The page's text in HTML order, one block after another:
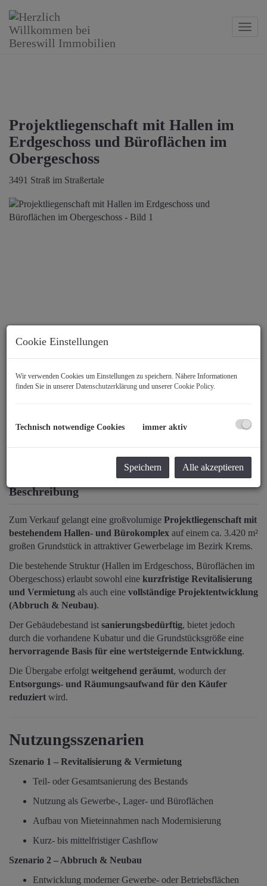
Projektliegenschaft mit Hallen im
Erdgeschoss und Büroflächen im
Obergeschoss
3491 Straß im Straßertale
Beschreibung
Zum Verkauf gelangt eine großvolumige Projektliegenschaft mit
bestehendem Hallen- und Bürokomplex auf einem ca. 3.420 m²
großen Grundstück in attraktiver Gewerbelage im Bezirk Krems.
Die bestehende Struktur (Hallen im Erdgeschoss, Büroflächen im
Obergeschoss) erlaubt sowohl eine kurzfristige Revitalisierung
und Vermietung als auch eine vollständige Projektentwicklung
(Abbruch & Neubau).
Der Gebäudebestand ist sanierungsbedürftig, bietet jedoch
durch die vorhandene Kubatur und die Grundstücksgröße eine
hervorragende Basis für eine wertsteigernde Entwicklung.
Die Übergabe erfolgt weitgehend geräumt, wodurch der
Entsorgungs- und Räumungsaufwand für den Käufer
reduziert wird.
Nutzungsszenarien
Szenario 1 – Revitalisierung & Vermietung
Teil- oder Gesamtsanierung des Bestands
Nutzung als Gewerbe-, Lager- und Büroflächen
Aufbau von Mieteinnahmen nach Modernisierung
Kurz- bis mittelfristiger Cashflow
Szenario 2 – Abbruch & Neubau
Entwicklung moderner Gewerbe- oder Betriebsflächen
Cookie Einstellungen
Wir verwenden Cookies um Einstellungen zu speichern. Nähere Informationen
finden Sie in unserer Datenschutzerklärung und unserer Cookie Policy.
Technisch notwendige Cookies immer aktiv
Speichern Alle akzeptieren